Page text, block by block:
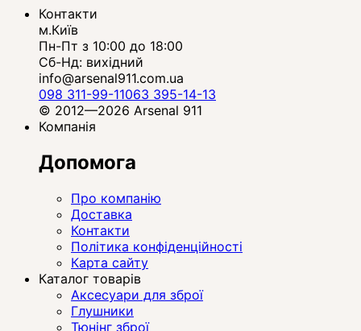
Контакти
м.Київ
Пн-Пт з 10:00 до 18:00
Сб-Нд: вихідний
info@arsenal911.com.ua
098 311-99-11063 395-14-13
© 2012—2026 Arsenal 911
Компанія
Допомога
Про компанію
Доставка
Контакти
Політика конфіденційності
Карта сайту
Каталог товарів
Аксесуари для зброї
Глушники
Тюнінг зброї